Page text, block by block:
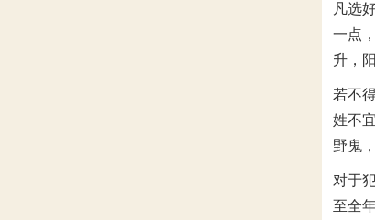
凡选
一点
升，
若不
姓不
野鬼
对于
至全